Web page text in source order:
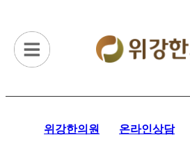
위강한의원 온라인상담